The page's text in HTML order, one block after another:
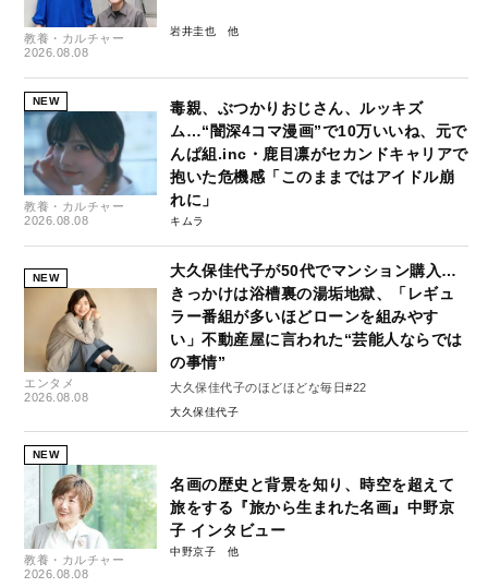
教養・カルチャー
2026.08.08
岩井圭也
NEW
教養・カルチャー
2026.08.08
毒親、ぶつかりおじさん、ルッキズ
ム…“闇深4コマ漫画”で10万いいね、元で
んぱ組.inc・鹿目凛がセカンドキャリアで
抱いた危機感「このままではアイドル崩
れに」
キムラ
NEW
エンタメ
2026.08.08
大久保佳代子が50代でマンション購入…
きっかけは浴槽裏の湯垢地獄、「レギュ
ラー番組が多いほどローンを組みやす
い」不動産屋に言われた“芸能人ならでは
の事情”
大久保佳代子のほどほどな毎日#22
大久保佳代子
NEW
教養・カルチャー
2026.08.08
名画の歴史と背景を知り、時空を超えて
旅をする『旅から生まれた名画』中野京
子 インタビュー
中野京子